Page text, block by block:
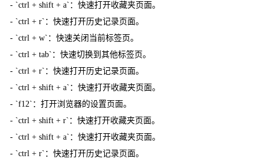
- `ctrl + shift + a`：快速打开收藏夹页面。
- `ctrl + r`：快速打开历史记录页面。
- `ctrl + w`：快速关闭当前标签页。
- `ctrl + tab`：快速切换到其他标签页。
- `ctrl + r`：快速打开历史记录页面。
- `ctrl + shift + a`：快速打开收藏夹页面。
- `f12`：打开浏览器的设置页面。
- `ctrl + shift + r`：快速打开收藏夹页面。
- `ctrl + shift + a`：快速打开收藏夹页面。
- `ctrl + r`：快速打开历史记录页面。